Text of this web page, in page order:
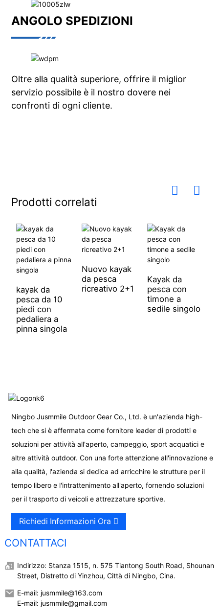
ANGOLO SPEDIZIONI
Oltre alla qualità superiore, offrire il miglior
servizio possibile è il nostro dovere nei
confronti di ogni cliente.
Prodotti correlati
kayak da
pesca da 10
piedi con
pedaliera a
pinna singola
Nuovo kayak
da pesca
ricreativo 2+1
Kayak da
pesca con
timone a
sedile singolo
Ningbo Jusmmile Outdoor Gear Co., Ltd. è un'azienda high-
tech che si è affermata come fornitore leader di prodotti e
soluzioni per attività all'aperto, campeggio, sport acquatici e
altre attività outdoor. Con una forte attenzione all'innovazione e
alla qualità, l'azienda si dedica ad arricchire le strutture per il
tempo libero e l'intrattenimento all'aperto, fornendo soluzioni
per il trasporto di veicoli e attrezzature sportive.
Richiedi Informazioni Ora
CONTATTACI
Indirizzo: Stanza 1515, n. 575 Tiantong South Road, Shounan
Street, Distretto di Yinzhou, Città di Ningbo, Cina.
E-mail: jusmmile@163.com
E-mail: jusmmile@gmail.com